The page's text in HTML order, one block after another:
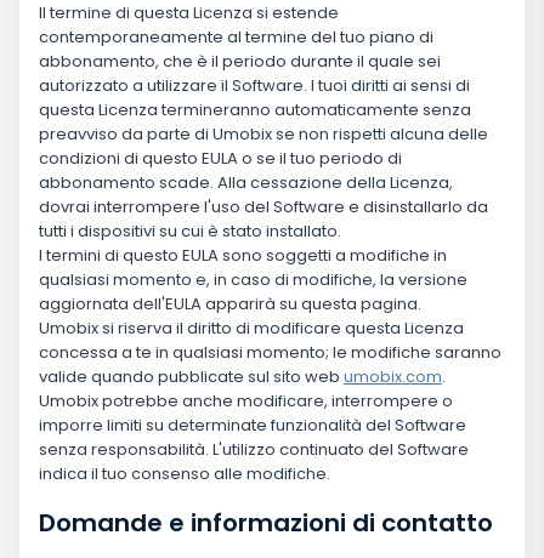
Il termine di questa Licenza si estende
contemporaneamente al termine del tuo piano di
abbonamento, che è il periodo durante il quale sei
autorizzato a utilizzare il Software. I tuoi diritti ai sensi di
questa Licenza termineranno automaticamente senza
preavviso da parte di Umobix se non rispetti alcuna delle
condizioni di questo EULA o se il tuo periodo di
abbonamento scade. Alla cessazione della Licenza,
dovrai interrompere l'uso del Software e disinstallarlo da
tutti i dispositivi su cui è stato installato.
I termini di questo EULA sono soggetti a modifiche in
qualsiasi momento e, in caso di modifiche, la versione
aggiornata dell'EULA apparirà su questa pagina.
Umobix si riserva il diritto di modificare questa Licenza
concessa a te in qualsiasi momento; le modifiche saranno
valide quando pubblicate sul sito web umobix.com.
Umobix potrebbe anche modificare, interrompere o
imporre limiti su determinate funzionalità del Software
senza responsabilità. L'utilizzo continuato del Software
indica il tuo consenso alle modifiche.
Domande e informazioni di contatto